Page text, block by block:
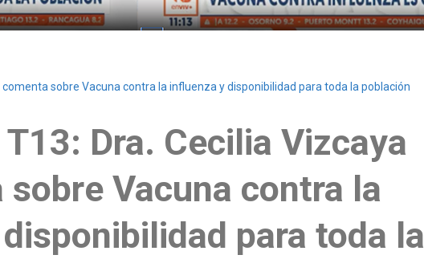
comenta sobre Vacuna contra la influenza y disponibilidad para toda la población
Dra. Cecilia Vizcaya
sobre Vacuna contra la
para toda la